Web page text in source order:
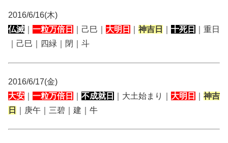
2016/6/16(木)
仏滅
一粒万倍日 ｜己巳｜ 大明日 神吉日 十死日
｜重日
｜己巳｜四緑｜閉｜斗
2016/6/17(金)
大安
一粒万倍日 不成就日 ｜大土始まり｜ 大明日
神吉
日
｜庚午｜三碧｜建｜牛